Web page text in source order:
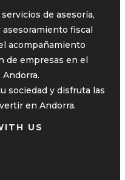
de asesoría,
fiscal
acompañamiento
de empresas en el
sociedad y disfruta las
en Andorra.
US